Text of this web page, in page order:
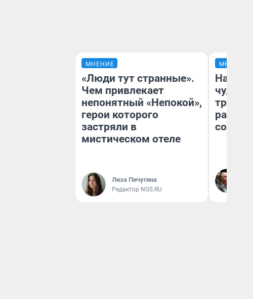
МНЕНИЕ
«Люди тут странные».
Чем привлекает
непонятный «Непокой»,
герои которого
застряли в
мистическом отеле
Лиза Пичугина
Редактор NGS.RU
МНЕНИЕ
чудом